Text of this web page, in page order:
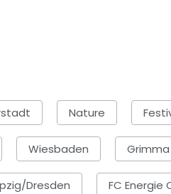
Nature
Wiesbaden Grimma
Dresden FC Energie